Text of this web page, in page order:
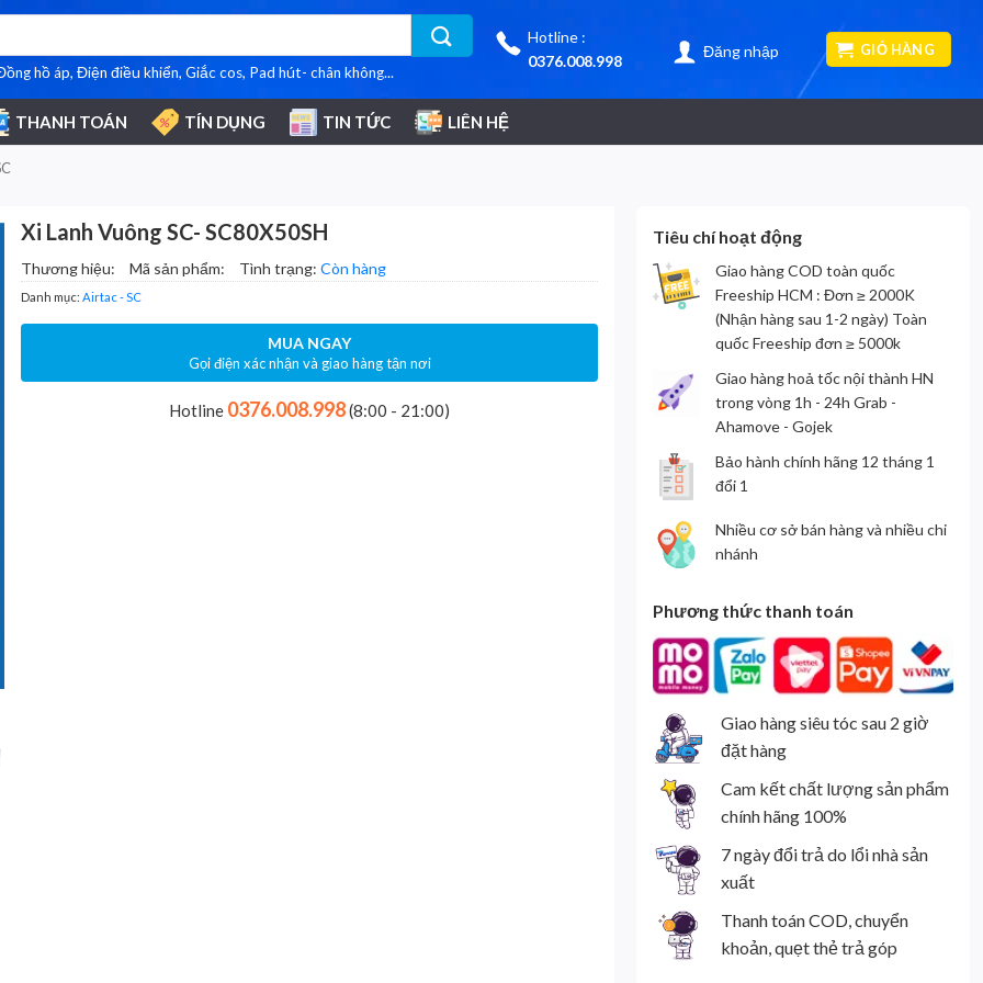
hồ áp, Điện điều khiển, Giắc cos, Pad hút- chân không...
Hotline :
0376.008.998
Đăng nhập GIỎ HÀNG
THANH TOÁN TÍN DỤNG TIN TỨC LIÊN HỆ
Xi Lanh Vuông SC- SC80X50SH
Thương hiệu: Mã sản phẩm: Tình trạng: Còn hàng
Danh mục: Airtac - SC
MUA NGAY
Gọi điện xác nhận và giao hàng tận nơi
Hotline 0376.008.998(8:00 - 21:00)
Tiêu chí hoạt động
Giao hàng COD toàn quốc
Freeship HCM : Đơn ≥ 2000K
(Nhận hàng sau 1-2 ngày) Toàn
quốc Freeship đơn ≥ 5000k
Giao hàng hoả tốc nội thành HN
trong vòng 1h - 24h Grab -
Ahamove - Gojek
Bảo hành chính hãng 12 tháng 1
đổi 1
Nhiều cơ sở bán hàng và nhiều chi
nhánh
Phương thức thanh toán
Giao hàng siêu tóc sau 2 giờ
đặt hàng
Cam kết chất lượng sản phẩm
chính hãng 100%
7 ngày đổi trả do lổi nhà sản
xuất
Thanh toán COD, chuyển
khoản, quẹt thẻ trả góp